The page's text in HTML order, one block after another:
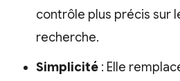
contrôle plus précis sur
recherche.
Simplicité : Elle